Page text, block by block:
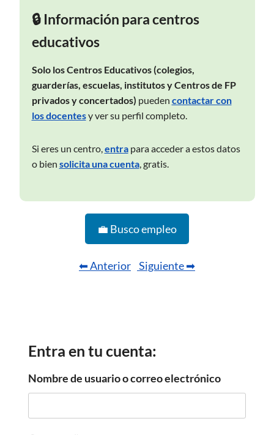
🔒 Información para centros
educativos
Solo los Centros Educativos (colegios,
guarderías, escuelas, institutos y Centros de FP
privados y concertados) pueden contactar con
los docentesy ver su perfil completo.
Si eres un centro,entrapara acceder a estos datos
o bien solicita una cuenta, gratis.
💼 Busco empleo
⬅ Anterior Siguiente ➡
Entra en tu cuenta:
Nombre de usuario o correo electrónico